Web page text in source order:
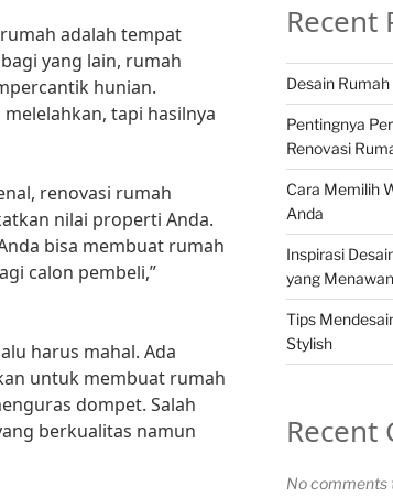
adalah tempat
yang lain, rumah
hunian.
tapi hasilnya
renovasi rumah
nilai properti Anda.
bisa membuat rumah
calon pembeli,”
harus mahal. Ada
untuk membuat rumah
dompet. Salah
berkualitas namun
Recent
Desain
Pentingnya
Renovasi
Cara Memilih
Anda
Inspirasi
yang Menawan
Tips
Stylish
Recent
No comments